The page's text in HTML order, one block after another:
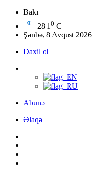
Bakı
28.1 0 C
Şənbə, 8 Avqust 2026
Daxil ol
Abunə
Əlaqə